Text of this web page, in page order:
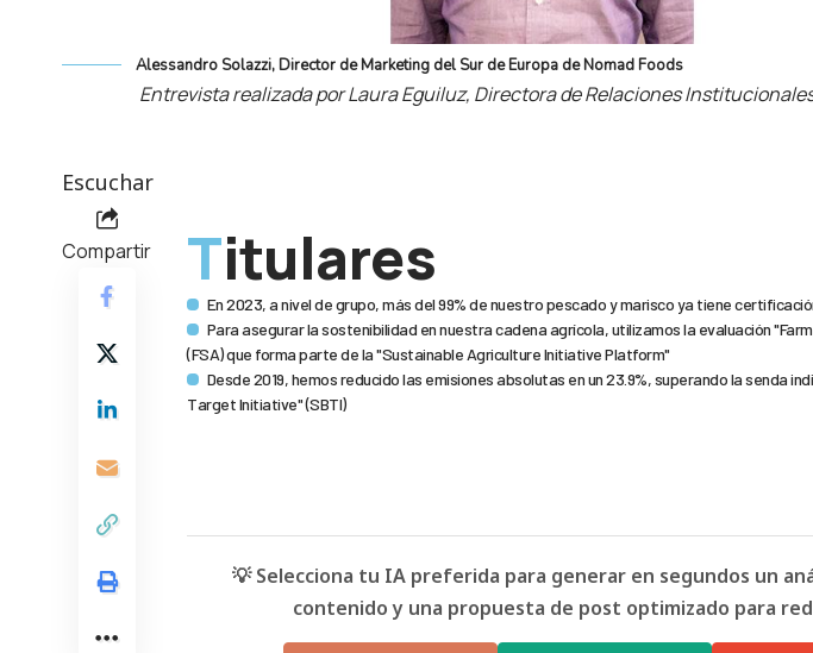
Alessandro Solazzi, Director de Marketing del Sur de Europa de Nomad Foods
Entrevista realizada por Laura Eguiluz, Directora de Relaciones
Escuchar
Compartir Titulares
En 2023, a nivel de grupo, más del 99% de nuestro pescado y marisco ya tiene
Para asegurar la sostenibilidad en nuestra cadena agrícola, utilizamos la evaluación
(FSA) que forma parte de la "Sustainable Agriculture Initiative Platform"
Desde 2019, hemos reducido las emisiones absolutas en un 23.9%, superando la senda
Target Initiative" (SBTI)
💡 Selecciona tu IA preferida para generar en segundos un
contenido y una propuesta de post optimizado para